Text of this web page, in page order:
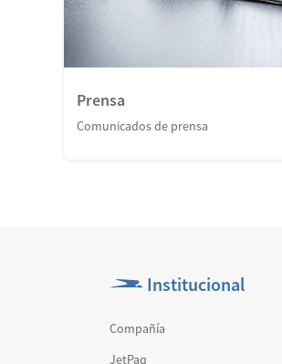
Prensa
Comunicados de prensa
Institucional
Compañía
JetPaq